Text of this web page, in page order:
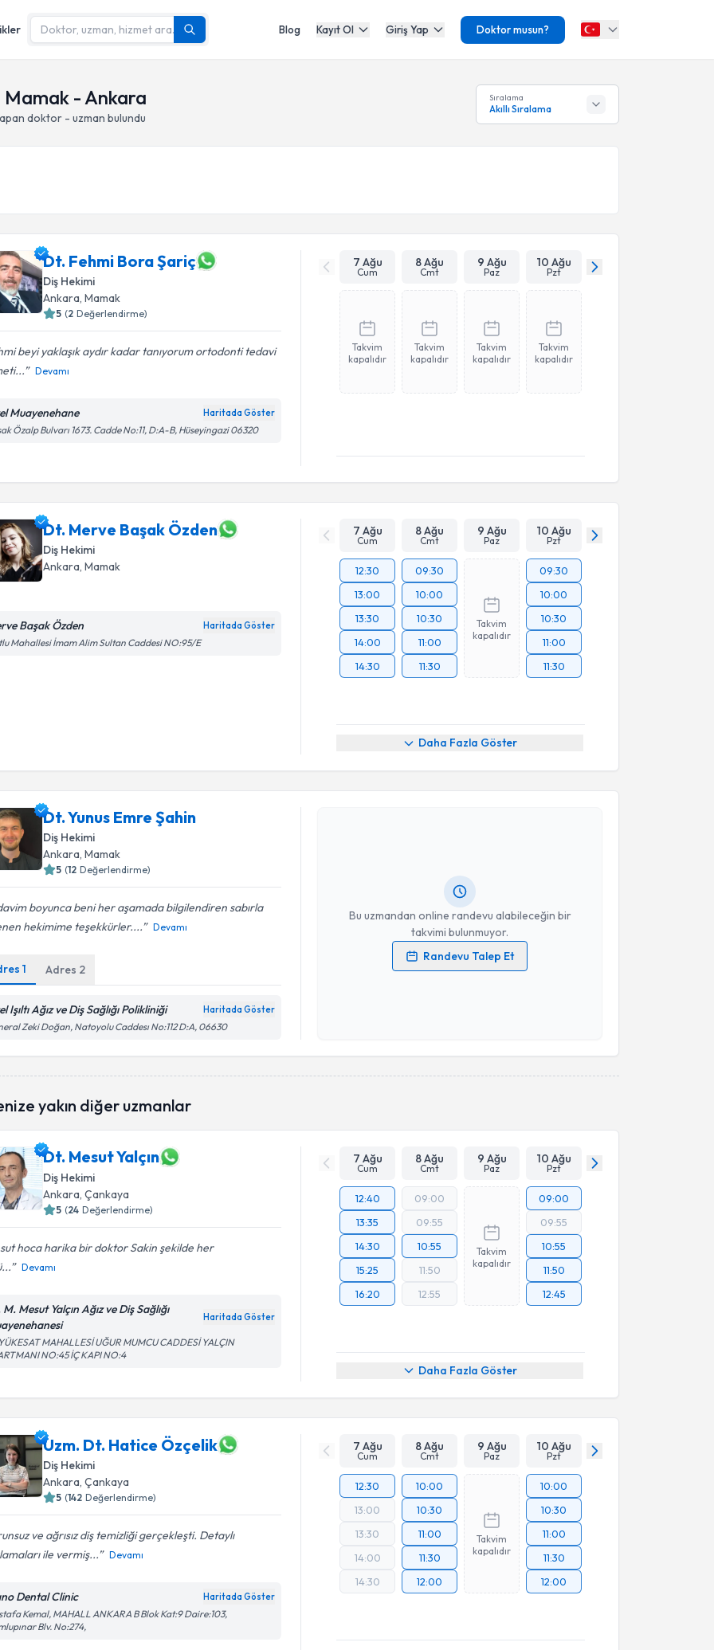
Blog Kayıt Ol Giriş Yap Doktor musun?
Mamak - Ankara
doktor - uzman bulundu
Sıralama
Akıllı Sıralama
Dt. Fehmi Bora Şariç
Diş Hekimi
Ankara, Mamak
5 (2 Değerlendirme)
beyi yaklaşık aydır kadar tanıyorum ortodonti tedavi
Devamı
Muayenehane Haritada Göster
Özalp Bulvarı 1673. Cadde No:11, D:A-B, Hüseyingazi 06320
7 Ağu
Cum
8 Ağu
Cmt
9 Ağu
Paz
10 Ağu
Pzt
Takvim
kapalıdır
Takvim
kapalıdır
Takvim
kapalıdır
Takvim
kapalıdır
Dt. Merve Başak Özden
Diş Hekimi
Ankara, Mamak
Başak Özden Haritada Göster
Mahallesi İmam Alim Sultan Caddesi NO:95/E
7 Ağu
Cum
8 Ağu
Cmt
9 Ağu
Paz
10 Ağu
Pzt
12:30
13:00
13:30
14:00
14:30
09:30
10:00
10:30
11:00
11:30
Takvim
kapalıdır
09:30
10:00
10:30
11:00
11:30
Daha Fazla Göster
Dt. Yunus Emre Şahin
Diş Hekimi
Ankara , Mamak
5 (12 Değerlendirme)
boyunca beni her aşamada bilgilendiren sabırla
hekimime teşekkürler....
Devamı
1 Adres 2
Işıltı Ağız ve Diş Sağlığı Polikliniği Haritada Göster
Zeki Doğan, Natoyolu Caddesı No:112 D:A, 06630
Bu uzmandan online randevu alabileceğin bir
takvimi bulunmuyor.
Randevu Talep Et
Kişisel verilerimin işlenmesine ilişkinAydınlatma Metni
Takvim Talebini Gönder
yakın diğer uzmanlar
Dt. Mesut Yalçın
Diş Hekimi
Ankara , Çankaya
5 (24 Değerlendirme)
hoca harika bir doktor Sakin şekilde her
Devamı
Mesut Yalçın Ağız ve Diş Sağlığı
Haritada Göster
MAHALLESİ UĞUR MUMCU CADDESİ YALÇIN
NO:45 İÇ KAPI NO:4
7 Ağu
Cum
8 Ağu
Cmt
9 Ağu
Paz
10 Ağu
Pzt
12:40
13:35
14:30
15:25
16:20
09:00
09:55
10:55
11:50
12:55
Takvim
kapalıdır
09:00
09:55
10:55
11:50
12:45
Daha Fazla Göster
Uzm. Dt. Hatice Özçelik
Diş Hekimi
Ankara, Çankaya
5 (142 Değerlendirme)
ve ağrısız diş temizliği gerçekleşti. Detaylı
ile vermiş...
Devamı
Dental Clinic Haritada Göster
Kemal, MAHALL ANKARA B Blok Kat:9 Daire:103,
Blv. No:274,
7 Ağu
Cum
8 Ağu
Cmt
9 Ağu
Paz
10 Ağu
Pzt
12:30
13:00
13:30
14:00
14:30
10:00
10:30
11:00
11:30
12:00
Takvim
kapalıdır
10:00
10:30
11:00
11:30
12:00